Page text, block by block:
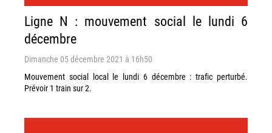
Ligne N : mouvement social le lundi 6
décembre
Dimanche 05 décembre 2021 à 16h50
Mouvement social local le lundi 6 décembre : trafic perturbé.
Prévoir 1 train sur 2.